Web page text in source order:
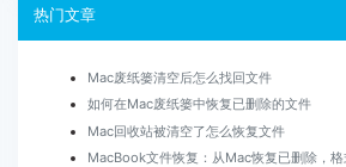
热门文章
Mac废纸篓清空后怎么找回文件
如何在Mac废纸篓中恢复已删除的文件
Mac回收站被清空了怎么恢复文件
MacBook文件恢复：从Mac恢复已删除，